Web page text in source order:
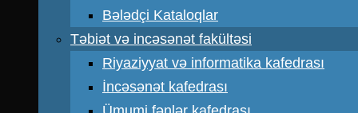
Bələdçi Kataloqlar
Təbiət və incəsənət fakültəsi
Riyaziyyat və informatika kafedrası
İncəsənət kafedrası